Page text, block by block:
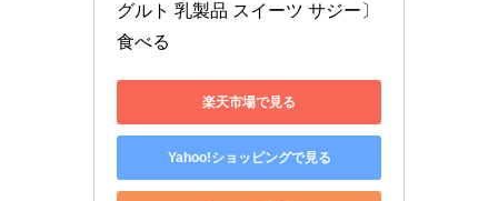
グルト 乳製品 スイーツ サジー〕
食べる
楽天市場で見る
Yahoo!ショッピングで見る